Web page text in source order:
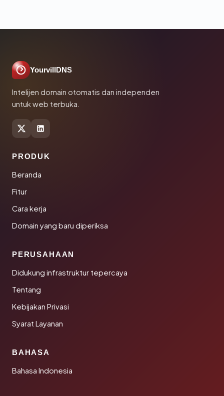
YourvillDNS
Intelijen domain otomatis dan independen
untuk web terbuka.
PRODUK
Beranda
Fitur
Cara kerja
Domain yang baru diperiksa
PERUSAHAAN
Didukung infrastruktur tepercaya
Tentang
Kebijakan Privasi
Syarat Layanan
BAHASA
Bahasa Indonesia